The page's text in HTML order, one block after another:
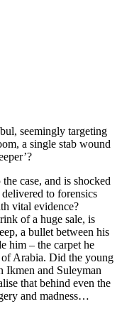
seemingly targeting
a single stab wound
case, and is shocked
to forensics
vital evidence?
of a huge sale, is
a bullet between his
him – the carpet he
Arabia. Did the young
Ikmen and Suleyman
that behind even the
and madness…